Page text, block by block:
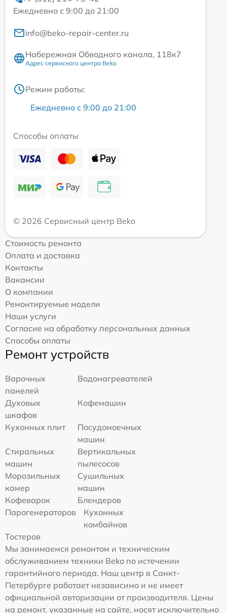
Ежедневно с 9:00 до 21:00
info@beko-repair-center.ru
Набережная Обводного канала, 118к7
Адрес сервисного центра Beko
Режим работы:
Ежедневно с 9:00 до 21:00
Способы оплаты
© 2026 Сервисный центр Beko
Стоимость ремонта
Оплата и доставка
Контакты
Вакансии
О компании
Ремонтируемые модели
Наши услуги
Согласие на обработку персональных данных
Способы оплаты
Ремонт устройств
Варочных
панелей
Водонагревателей
Духовых
шкафов
Кофемашин
Кухонных плит
Посудомоечных
машин
Стиральных
машин
Вертикальных
пылесосов
Морозильных
камер
Сушильных
машин
Кофеварок
Блендеров
Парогенераторов
Кухонных
комбайнов
Тостеров
Мы занимаемся ремонтом и техническим
обслуживанием техники Beko по истечении
гарантийного периода. Наш центр в Санкт-
Петербурге работает независимо и не имеет
официальной авторизации от производителя. Цены
на ремонт, указанные на сайте, носят исключительно